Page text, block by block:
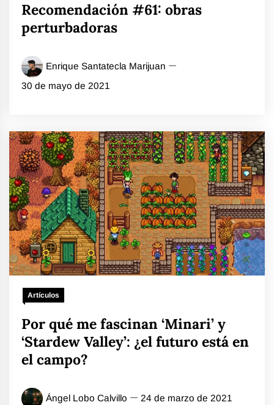
Recomendación #61: obras
perturbadoras
Enrique Santatecla Marijuan
30 de mayo de 2021
Artículos
Por qué me fascinan ‘Minari’ y
‘Stardew Valley’: ¿el futuro está en
el campo?
Ángel Lobo Calvillo 24 de marzo de 2021